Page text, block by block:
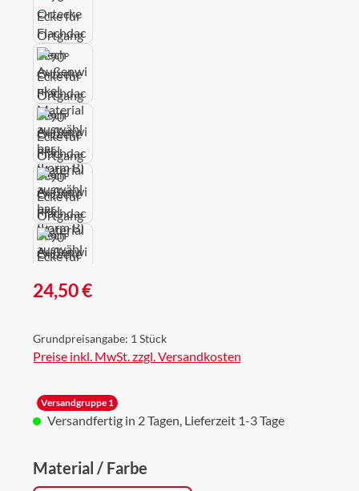
Regulärer Preis:
24,50 €
Grundpreisangabe: 1 Stück
Preise inkl. MwSt. zzgl. Versandkosten
Versandgruppe 1
Versandfertig in 2 Tagen, Lieferzeit 1-3 Tage
Material / Farbe